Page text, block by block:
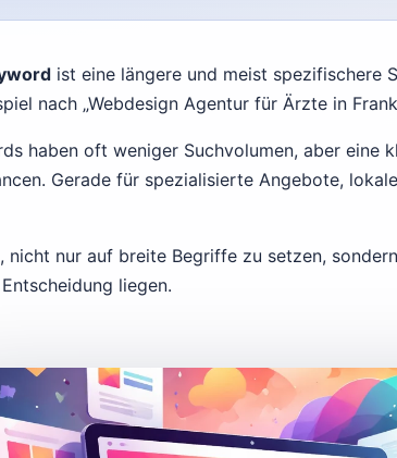
ist eine längere und meist spezifischere
nach „Webdesign Agentur für Ärzte in
haben oft weniger Suchvolumen, aber eine
Gerade für spezialisierte Angebote,
nicht nur auf breite Begriffe zu setzen,
liegen.